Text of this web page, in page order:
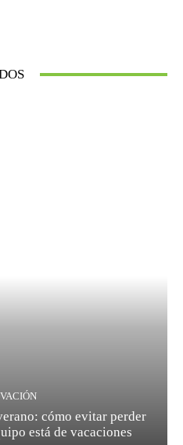
cómo evitar perder
está de vacaciones